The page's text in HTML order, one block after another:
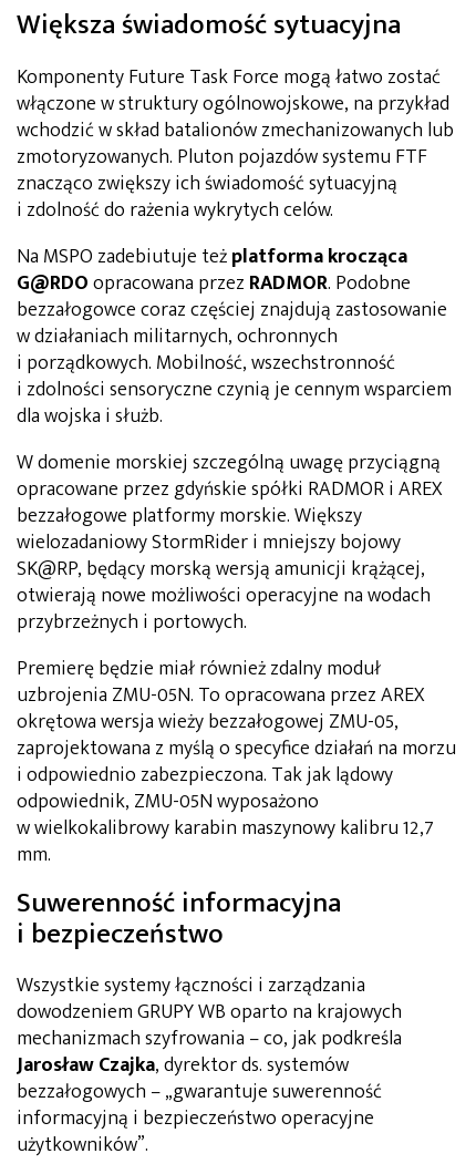
Większa świadomość sytuacyjna
Komponenty Future Task Force mogą łatwo zostać
włączone w struktury ogólnowojskowe, na przykład
wchodzić w skład batalionów zmechanizowanych lub
zmotoryzowanych. Pluton pojazdów systemu FTF
znacząco zwiększy ich świadomość sytuacyjną
i zdolność do rażenia wykrytych celów.
Na MSPO zadebiutuje teżplatforma krocząca
G@RDOopracowana przez RADMOR. Podobne
bezzałogowce coraz częściej znajdują zastosowanie
w działaniach militarnych, ochronnych
i porządkowych. Mobilność, wszechstronność
i zdolności sensoryczne czynią je cennym wsparciem
dla wojska i służb.
W domenie morskiej szczególną uwagę przyciągną
opracowane przez gdyńskie spółki RADMOR i AREX
bezzałogowe platformy morskie. Większy
wielozadaniowy StormRider i mniejszy bojowy
SK@RP, będący morską wersją amunicji krążącej,
otwierają nowe możliwości operacyjne na wodach
przybrzeżnych i portowych.
Premierę będzie miał również zdalny moduł
uzbrojenia ZMU-05N. To opracowana przez AREX
okrętowa wersja wieży bezzałogowej ZMU-05,
zaprojektowana z myślą o specyfice działań na morzu
i odpowiednio zabezpieczona. Tak jak lądowy
odpowiednik, ZMU-05N wyposażono
w wielkokalibrowy karabin maszynowy kalibru 12,7
mm.
Suwerenność informacyjna
i bezpieczeństwo
Wszystkie systemy łączności i zarządzania
dowodzeniem GRUPY WB oparto na krajowych
mechanizmach szyfrowania – co, jak podkreśla
Jarosław Czajka, dyrektor ds. systemów
bezzałogowych – „gwarantuje suwerenność
informacyjną i bezpieczeństwo operacyjne
użytkowników”.